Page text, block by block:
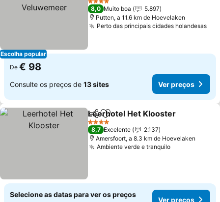
Escolha popular
4 Estrelas
8,0 Muito boa
5.897
Putten, a 11.6 km de Hoevelaken
Perto das principais cidades holandesas
De € 98
Consulte os preços de 13 sites Ver preços
PartilharAdicionar aos favoritos
Leerhotel Het Klooster
4 Estrelas
8,7 Excelente
2.137
Amersfoort, a 8.3 km de Hoevelaken
Ambiente verde e tranquilo
Selecione as datas para ver os preços
Ver preços